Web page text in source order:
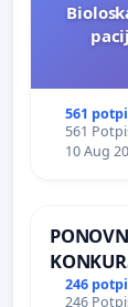
561
561
10 Aug
RITA
246
246